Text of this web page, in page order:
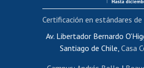
Bienestar del
Portal de movilidad
Certificado de renta
Certificado de renta
Av. Libertador Bernardo
Santiago de Chile, Casa
Certificación en estándares